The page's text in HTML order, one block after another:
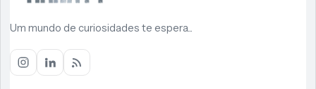
Um mundo de curiosidades te espera...